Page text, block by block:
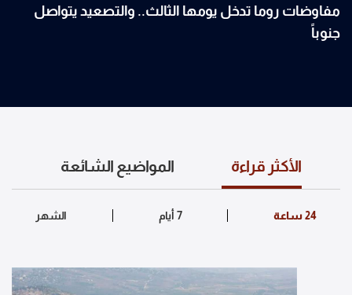
مفاوضات روما تدخل يومها الثالث.. والتصعيد يتواصل
جنوباً
الأكثر قراءة المواضيع الشائعة